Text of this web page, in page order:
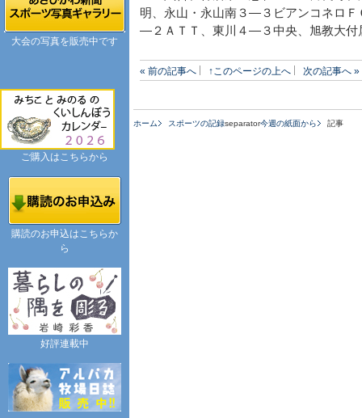
明、永山・永山南３―３ビアンコネロ
―２ＡＴＴ、東川４―３中央、旭教大
« 前の記事へ ↑このページの上へ 次の記事へ »
ホーム スポーツの記録separator今週の紙面から 記事
大会の写真を販売中です
ご購入はこちらから
購読のお申込はこちらか
ら
好評連載中